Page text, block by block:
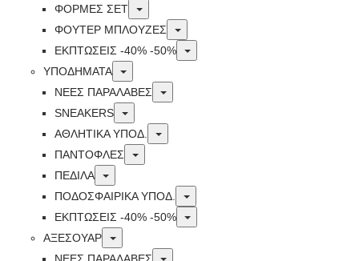
ΦΟΡΜΕΣ ΣΕΤ
Toggle
ΦΟΥΤΕΡ ΜΠΛΟΥΖΕΣ
Toggle
ΕΚΠΤΏΣΕΙΣ -40% -50%
Toggle
ΥΠΟΔΗΜΑΤΑ
Toggle
ΝΕΕΣ ΠΑΡΑΛΑΒΕΣ
Toggle
SNEAKERS
Toggle
ΑΘΛΗΤΙΚΑ ΥΠΟΔ.
Toggle
ΠΑΝΤΟΦΛΕΣ
Toggle
ΠΕΔΙΛΑ
Toggle
ΠΟΔΟΣΦΑΙΡΙΚΑ ΥΠΟΔ.
Toggle
ΕΚΠΤΏΣΕΙΣ -40% -50%
Toggle
ΑΞΕΣΟΥΑΡ
Toggle
ΝΕΕΣ ΠΑΡΑΛΑΒΕΣ
Toggle